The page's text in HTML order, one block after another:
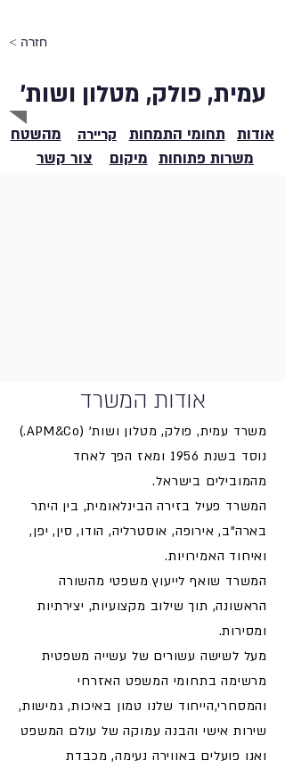
< חזרה
עמית, פולק, מטלון ושות'
מהשטח קריירה תחומי התמחות
אודות
צור קשר
מיקום משרות פתוחות
אודות המשרד
משרד עמית, פולק, מטלון ושות' (APM&Co.)
נוסד בשנת 1956 ומאז הפך לאחד
מהמובילים בישראל.
המשרד פעיל בזירה הבינלאומית, בין היתר
בארה"ב, אירופה, אוסטרליה, הודו, סין, יפן,
ואיחוד האמירויות.
המשרד שואף לייעוץ משפטי מהשורה
הראשונה, תוך שילוב מקצועיות, יצירתיות
ומסירות.
מעל לשישה עשורים של עשייה משפטית
מרשימה בתחומי המשפט האזרחי
והמסחרי,הייחוד שלנו טמון באיכות, גמישות,
שירות אישי והבנה עמוקה של עולם המשפט
ואנו פועלים באווירה נעימה, מכבדת